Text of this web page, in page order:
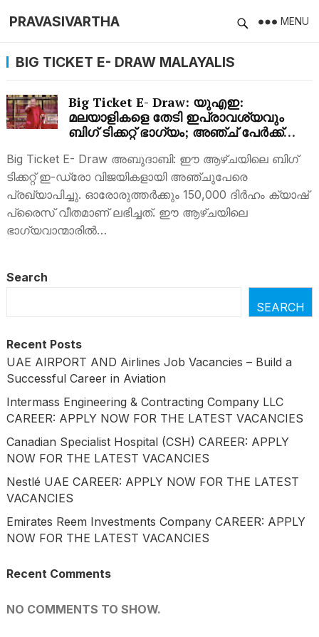
PRAVASIVARTHA MENU
BIG TICKET E- DRAW MALAYALIS
Big Ticket E- Draw: യുഎഇ:
മലയാളികളെ തേടി ഇപ്രാവശ്യവും
ബിഗ് ടിക്കറ്റ് ഭാഗ്യം; അഞ്ച് പേര്‍ക്ക്
Big Ticket E- Draw അബുദാബി: ഈ ആഴ്ചയിലെ ബിഗ്
ടിക്കറ്റ് ഇ-ഡ്രോ വിജയികളായി അഞ്ചുപേരെ
പ്രഖ്യാപിച്ചു. ഓരോരുത്തർക്കും 150,000 ദിർഹം ക്യാഷ്
പ്രൈസ് വീതമാണ് ലഭിച്ചത്. ഈ ആഴ്ചയിലെ
ഭാഗ്യവാന്മാരിൽ…
Search
SEARCH
Recent Posts
UAE AIRPORT AND Airlines Job Vacancies – Build a
Successful Career in Aviation
Intermass Engineering & Contracting Company LLC
CAREER: APPLY NOW FOR THE LATEST VACANCIES
Canadian Specialist Hospital (CSH) CAREER: APPLY
NOW FOR THE LATEST VACANCIES
Nestlé UAE CAREER: APPLY NOW FOR THE LATEST
VACANCIES
Emirates Reem Investments Company CAREER: APPLY
NOW FOR THE LATEST VACANCIES
Recent Comments
NO COMMENTS TO SHOW.